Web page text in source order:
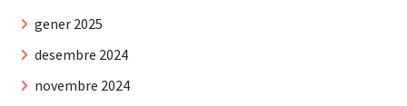
gener 2025
desembre 2024
novembre 2024